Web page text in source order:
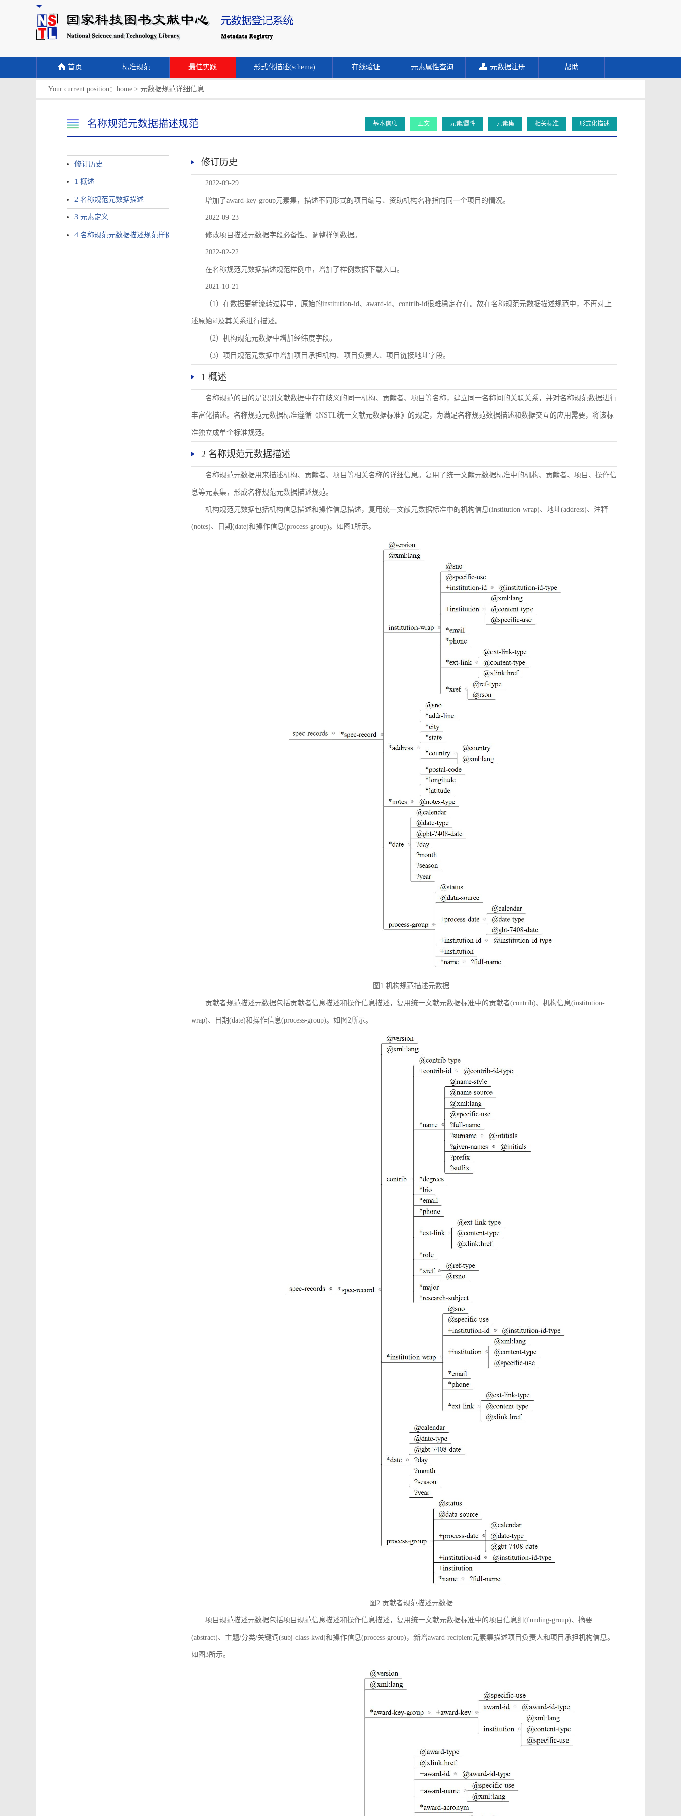
首页 标准规范 最佳实践 形式化描述(schema) 在线验证 元素属性查询 元数据注册 帮助
Your current position： home > 元数据规范详细信息
名称规范元数据描述规范 基本信息 正文 元素/属性 元素集 相关标准 形式化描述
修订历史
1 概述
2 名称规范元数据描述
3 元素定义
4 名称规范元数据描述规范样例
修订历史
2022-09-29
增加了award-key-group元素集，描述不同形式的项目编号、资助机构名称指向同一个项目的情况。
2022-09-23
修改项目描述元数据字段必备性、调整样例数据。
2022-02-22
在名称规范元数据描述规范样例中，增加了样例数据下载入口。
2021-10-21
（1）在数据更新流转过程中，原始的institution-id、award-id、contrib-id很难稳定存在。故在名称规范元数据描述规范中，不再对上
述原始id及其关系进行描述。
（2）机构规范元数据中增加经纬度字段。
（3）项目规范元数据中增加项目承担机构、项目负责人、项目链接地址字段。
1 概述
名称规范的目的是识别文献数据中存在歧义的同一机构、贡献者、项目等名称，建立同一名称间的关联关系，并对名称规范数据进行
丰富化描述。名称规范元数据标准遵循《NSTL统一文献元数据标准》的规定，为满足名称规范数据描述和数据交互的应用需要，将该标
准独立成单个标准规范。
2 名称规范元数据描述
名称规范元数据用来描述机构、贡献者、项目等相关名称的详细信息。复用了统一文献元数据标准中的机构、贡献者、项目、操作信
息等元素集，形成名称规范元数据描述规范。
机构规范元数据包括机构信息描述和操作信息描述，复用统一文献元数据标准中的机构信息(institution-wrap)、地址(address)、注释
(notes)、日期(date)和操作信息(process-group)。如图1所示。
图1 机构规范描述元数据
贡献者规范描述元数据包括贡献者信息描述和操作信息描述，复用统一文献元数据标准中的贡献者(contrib)、机构信息(institution-
wrap)、日期(date)和操作信息(process-group)。如图2所示。
图2 贡献者规范描述元数据
项目规范描述元数据包括项目规范信息描述和操作信息描述，复用统一文献元数据标准中的项目信息组(funding-group)、摘要
(abstract)、主题/分类/关键词(subj-class-kwd)和操作信息(process-group)，新增award-recipient元素集描述项目负责人和项目承担机构信息。
如图3所示。